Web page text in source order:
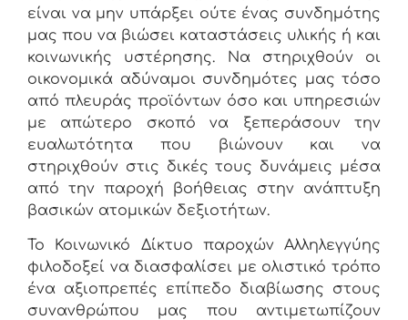
είναι να μην υπάρξει ούτε ένας συνδημότης
μας που να βιώσει καταστάσεις υλικής ή και
κοινωνικής υστέρησης. Να στηριχθούν οι
οικονομικά αδύναμοι συνδημότες μας τόσο
από πλευράς προϊόντων όσο και υπηρεσιών
με απώτερο σκοπό να ξεπεράσουν την
ευαλωτότητα που βιώνουν
και να
στηριχθούν στις δικές τους δυνάμεις μέσα
από την παροχή
βοήθειας στην ανάπτυξη
βασικών ατομικών δεξιοτήτων.
Το Κοινωνικό Δίκτυο παροχών Αλληλεγγύης
φιλοδοξεί να διασφαλίσει με ολιστικό τρόπο
ένα αξιοπρεπές επίπεδο διαβίωσης στους
συνανθρώπου μας που αντιμετωπίζουν